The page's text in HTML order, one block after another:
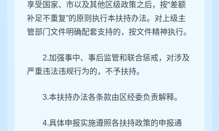
享受国家、市以及其他区级政策之后，按“差额
补足不重复”的原则执行本扶持办法。对上级主
管部门文件明确配套支持的，按文件精神执行。
2.加强事中、事后监管和联合惩戒，对涉及
严重违法违规行为的，不予扶持。
3.本扶持办法各条款由区经委负责解释。
4.具体申报实施遵照各扶持政策的申报通